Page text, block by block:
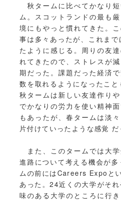
秋タームに比べてかなり
ム。スコットランドの最も
境にもやっと慣れてきた。
事は多々あったが、これま
たように感じる。周りの友
れてきたので、ストレスが
期だった。課題だった経済
数を取れるようになったこと
秋タームは新しい友達作り
でかなりの労力を使い精神
もあったが、春タームは淡
片付けていったような感覚 だ
また、このタームでは大
進路について考える機会が
ムの前にはCareers Expoと
あった。24近くの大学がそ
味のある大学のところに行